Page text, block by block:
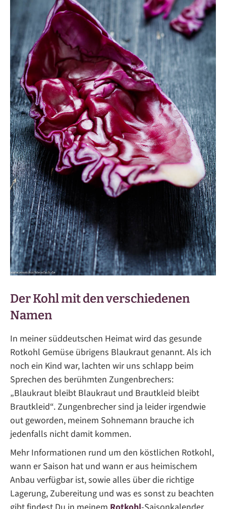
Der Kohl mit den verschiedenen
Namen
In meiner süddeutschen Heimat wird das gesunde
Rotkohl Gemüse übrigens Blaukraut genannt. Als ich
noch ein Kind war, lachten wir uns schlapp beim
Sprechen des berühmten Zungenbrechers:
„Blaukraut bleibt Blaukraut und Brautkleid bleibt
Brautkleid“. Zungenbrecher sind ja leider irgendwie
out geworden, meinem Sohnemann brauche ich
jedenfalls nicht damit kommen.
Mehr Informationen rund um den köstlichen Rotkohl,
wann er Saison hat und wann er aus heimischem
Anbau verfügbar ist, sowie alles über die richtige
Lagerung, Zubereitung und was es sonst zu beachten